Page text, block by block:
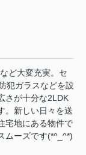
ど大変充実。セ
犯ガラスなどを設
さが十分な2LDK
。新しい日々を送
宅地にある物件で
ムーズです(*^_^*)